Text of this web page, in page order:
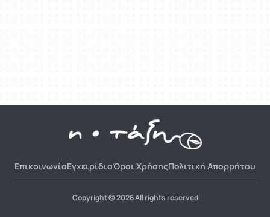
ΕπικοινωνίαΕγχειρίδιαΌροι ΧρήσηςΠολιτική Απορρήτου
Copyright © 2026 All rights reserved